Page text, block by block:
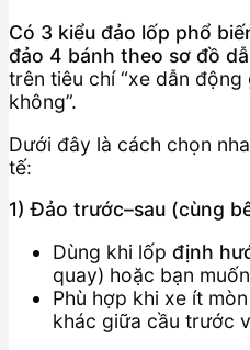
Có 3 kiểu đảo lốp phổ
đảo 4 bánh theo sơ đồ
trên tiêu chí “xe dẫn
không”.
Dưới đây là cách chọn
tế:
1) Đảo trước–sau (cùng
Dùng khi lốp định
quay) hoặc bạn
Phù hợp khi xe ít
khác giữa cầu trước